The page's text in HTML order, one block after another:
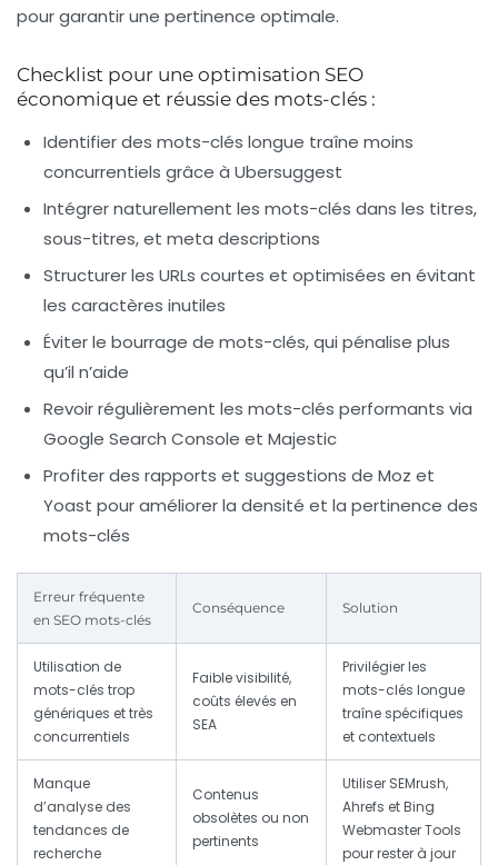
pour garantir une pertinence optimale.
Checklist pour une optimisation SEO
économique et réussie des mots-clés :
Identifier des mots-clés longue traîne moins
concurrentiels grâce à Ubersuggest
Intégrer naturellement les mots-clés dans les titres,
sous-titres, et meta descriptions
Structurer les URLs courtes et optimisées en évitant
les caractères inutiles
Éviter le bourrage de mots-clés, qui pénalise plus
qu’il n’aide
Revoir régulièrement les mots-clés performants via
Google Search Console et Majestic
Profiter des rapports et suggestions de Moz et
Yoast pour améliorer la densité et la pertinence des
mots-clés
Erreur fréquente
en SEO mots-clés
Conséquence Solution
Utilisation de
mots-clés trop
génériques et très
concurrentiels
Faible visibilité,
coûts élevés en
SEA
Privilégier les
mots-clés longue
traîne spécifiques
et contextuels
Manque
d’analyse des
tendances de
recherche
Contenus
obsolètes ou non
pertinents
Utiliser SEMrush,
Ahrefs et Bing
Webmaster Tools
pour rester à jour